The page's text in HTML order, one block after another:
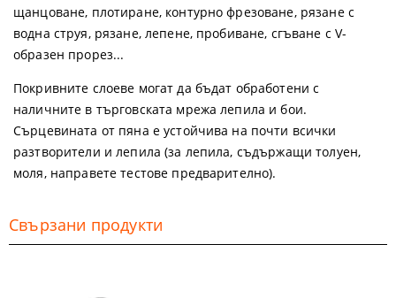
щанцоване, плотиране, контурно фрезоване, рязане с
водна струя, рязане, лепене, пробиване, сгъване с V-
образен прорез...
Покривните слоеве могат да бъдат обработени с
наличните в търговската мрежа лепила и бои.
Сърцевината от пяна е устойчива на почти всички
разтворители и лепила(за лепила, съдържащи толуен,
моля, направете тестове предварително).
Свързани продукти